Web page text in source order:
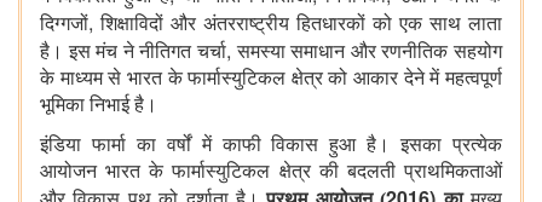
दिग्गजों,शिक्षाविदों और अंतरराष्ट्रीय हितधारकों को एक साथ लाता
है। इस मंच ने नीतिगत चर्चा,समस्या समाधान और रणनीतिक सहयोग
के माध्यम से भारत के फार्मास्युटिकल क्षेत्र को आकार देने में महत्वपूर्ण
भूमिका निभाई है।
इंडिया फार्मा का वर्षों में काफी विकास हुआ है। इसका प्रत्येक
आयोजन भारत के फार्मास्युटिकल क्षेत्र की बदलती प्राथमिकताओं